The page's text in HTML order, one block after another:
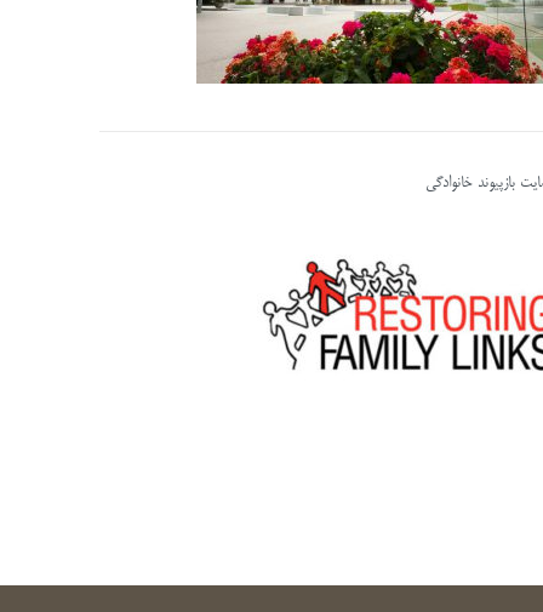
بازپیوند خانوادگی